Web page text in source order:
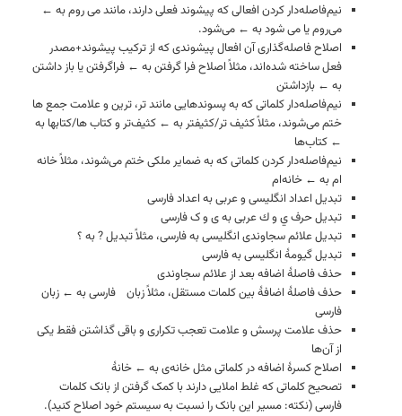
نیم‌فاصله‌دار کردن افعالی که پیشوند فعلی دارند، مانند می روم به ←
می‌روم یا می شود به ← می‌شود.
اصلاح فاصله‌گذاری آن افعال پیشوندی که از ترکیب پیشوند+مصدر
فعل ساخته شده‌اند، مثلاً اصلاح فرا گرفتن به ← فراگرفتن یا باز داشتن
به ← بازداشتن
نیم‌فاصله‌دار کلماتی که به پسوندهایی مانند تر، ترین و علامت جمع ها
ختم می‌شوند، مثلاً کثیف تر/کثیفتر به ← کثیف‌تر و کتاب ها/کتابها به
← کتاب‌ها
نیم‌فاصله‌دار کردن کلماتی که به ضمایر ملکی ختم می‌شوند، مثلاً خانه
ام به ← خانه‌ام
تبدیل اعداد انگلیسی و عربی به اعداد فارسی
تبدیل حرف ي و ك عربی به ی و ک فارسی
تبدیل علائم سجاوندی انگلیسی به فارسی، مثلاً تبدیل ? به ؟
تبدیل گیومهٔ انگلیسی به فارسی
حذف فاصلهٔ اضافه بعد از علائم سجاوندی
حذف فاصلهٔ اضافهٔ بین کلمات مستقل، مثلاً زبان فارسی به ← زبان
فارسی
حذف علامت پرسش و علامت تعجب تکراری و باقی گذاشتن فقط یکی
از آن‌ها
اصلاح کسرهٔ اضافه در کلماتی مثل خانه‌ی به ← خانهٔ
تصحیح کلماتی که غلط املایی دارند با کمک گرفتن از بانک کلمات
فارسی (نکته: مسیر این بانک را نسبت به سیستم خود اصلاح کنید).